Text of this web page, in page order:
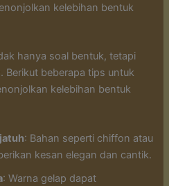
kelebihan bentuk
hanya soal bentuk, tetapi
Berikut beberapa tips untuk
kelebihan bentuk
: Bahan seperti chiffon atau
kesan elegan dan cantik.
: Warna gelap dapat